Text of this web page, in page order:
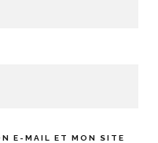
E-MAIL ET MON SITE